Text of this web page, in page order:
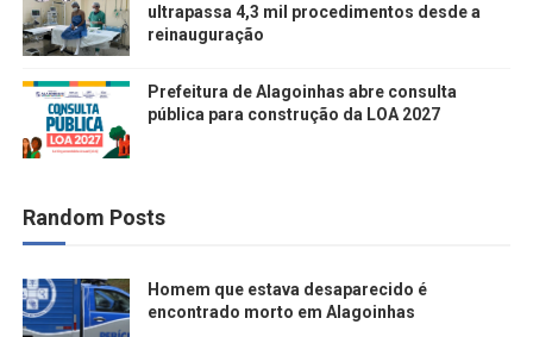
ultrapassa 4,3 mil procedimentos desde a
reinauguração
Prefeitura de Alagoinhas abre consulta
pública para construção da LOA 2027
Random Posts
Homem que estava desaparecido é
encontrado morto em Alagoinhas